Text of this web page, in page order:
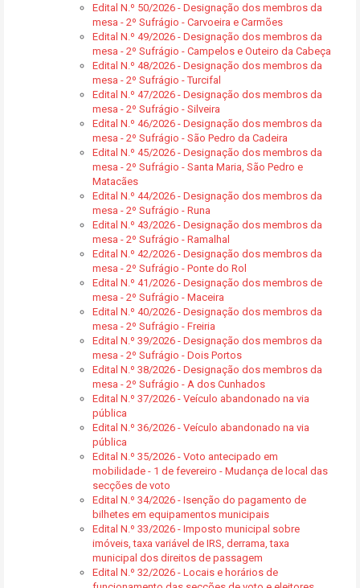
Edital N.º 50/2026 - Designação dos membros da
mesa - 2º Sufrágio - Carvoeira e Carmões
Edital N.º 49/2026 - Designação dos membros da
mesa - 2º Sufrágio - Campelos e Outeiro da Cabeça
Edital N.º 48/2026 - Designação dos membros da
mesa - 2º Sufrágio - Turcifal
Edital N.º 47/2026 - Designação dos membros da
mesa - 2º Sufrágio - Silveira
Edital N.º 46/2026 - Designação dos membros da
mesa - 2º Sufrágio - São Pedro da Cadeira
Edital N.º 45/2026 - Designação dos membros da
mesa - 2º Sufrágio - Santa Maria, São Pedro e
Matacães
Edital N.º 44/2026 - Designação dos membros da
mesa - 2º Sufrágio - Runa
Edital N.º 43/2026 - Designação dos membros da
mesa - 2º Sufrágio - Ramalhal
Edital N.º 42/2026 - Designação dos membros da
mesa - 2º Sufrágio - Ponte do Rol
Edital N.º 41/2026 - Designação dos membros de
mesa - 2º Sufrágio - Maceira
Edital N.º 40/2026 - Designação dos membros da
mesa - 2º Sufrágio - Freiria
Edital N.º 39/2026 - Designação dos membros da
mesa - 2º Sufrágio - Dois Portos
Edital N.º 38/2026 - Designação dos membros da
mesa - 2º Sufrágio - A dos Cunhados
Edital N.º 37/2026 - Veículo abandonado na via
pública
Edital N.º 36/2026 - Veículo abandonado na via
pública
Edital N.º 35/2026 - Voto antecipado em
mobilidade - 1 de fevereiro - Mudança de local das
secções de voto
Edital N.º 34/2026 - Isenção do pagamento de
bilhetes em equipamentos municipais
Edital N.º 33/2026 - Imposto municipal sobre
imóveis, taxa variável de IRS, derrama, taxa
municipal dos direitos de passagem
Edital N.º 32/2026 - Locais e horários de